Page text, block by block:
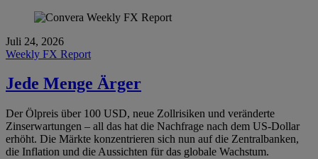
Juli 24, 2026
Weekly FX Report
Jede Menge Ärger
Der Ölpreis über 100 USD, neue Zollrisiken und veränderte
Zinserwartungen – all das hat die Nachfrage nach dem US-Dollar
erhöht. Die Märkte konzentrieren sich nun auf die Zentralbanken,
die Inflation und die Aussichten für das globale Wachstum.